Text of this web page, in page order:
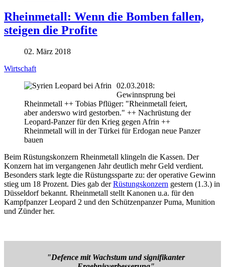
Rheinmetall: Wenn die Bomben fallen,
steigen die Profite
02. März 2018
Wirtschaft
02.03.2018:
Gewinnsprung bei
Rheinmetall ++ Tobias Pflüger: "Rheinmetall feiert,
aber anderswo wird gestorben." ++ Nachrüstung der
Leopard-Panzer für den Krieg gegen Afrin ++
Rheinmetall will in der Türkei für Erdogan neue Panzer
bauen
Beim Rüstungskonzern Rheinmetall klingeln die Kassen. Der
Konzern hat im vergangenen Jahr deutlich mehr Geld verdient.
Besonders stark legte die Rüstungssparte zu: der operative Gewinn
stieg um 18 Prozent. Dies gab derRüstungskonzern gestern (1.3.) in
Düsseldorf bekannt. Rheinmetall stellt Kanonen u.a. für den
Kampfpanzer Leopard 2 und den Schützenpanzer Puma, Munition
und Zünder her.
"Defence mit Wachstum und signifikanter